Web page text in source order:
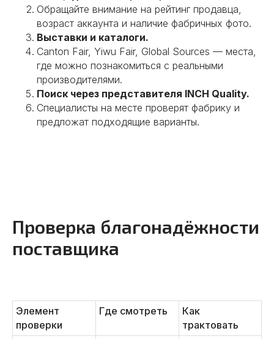
Обращайте внимание на рейтинг продавца,
возраст аккаунта и наличие фабричных фото.
Выставки и каталоги.
Canton Fair, Yiwu Fair, Global Sources — места,
где можно познакомиться с реальными
производителями.
Поиск через представителя INCH Quality.
Специалисты на месте проверят фабрику и
предложат подходящие варианты.
Проверка благонадёжности
поставщика
Элемент
проверки
Где смотреть
Как
трактовать